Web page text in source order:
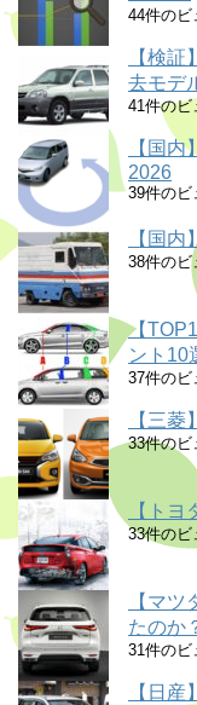
44件のビ
【検
去モデ
41件のビ
【国
2026
39件のビ
【国
38件のビ
【
ント10
37件のビ
【三
33件のビ
【ト
33件のビ
【マ
たのか
31件のビ
【日